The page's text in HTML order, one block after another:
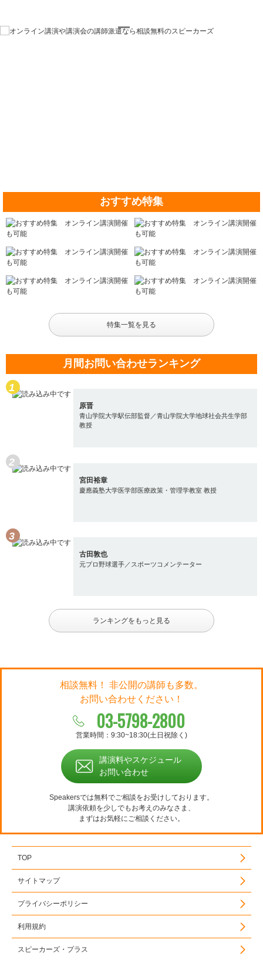
おすすめ特集
特集一覧を見る
月間お問い合わせランキング
原晋
青山学院大学駅伝部監督／青山学院大学地球社会共生学部
教授
宮田裕章
慶應義塾大学医学部医療政策・管理学教室 教授
古田敦也
元プロ野球選手／スポーツコメンテーター
ランキングをもっと見る
相談無料！ 非公開の講師も多数。
お問い合わせください！
03-5798-2800
営業時間：9:30~18:30(土日祝除く)
講演料やスケジュール
お問い合わせ
Speakersでは無料でご相談をお受けしております。
講演依頼を少しでもお考えのみなさま、
まずはお気軽にご相談ください。
TOP
サイトマップ
プライバシーポリシー
利用規約
スピーカーズ・プラス